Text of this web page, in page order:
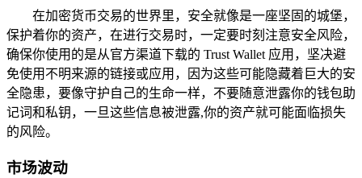
在加密货币交易的世界里，安全就像是一座坚固的城堡，
保护着你的资产，在进行交易时，一定要时刻注意安全风险，
确保你使用的是从官方渠道下载的 Trust Wallet 应用，坚决避
免使用不明来源的链接或应用，因为这些可能隐藏着巨大的安
全隐患，要像守护自己的生命一样，不要随意泄露你的钱包助
记词和私钥，一旦这些信息被泄露,你的资产就可能面临损失
的风险。
市场波动